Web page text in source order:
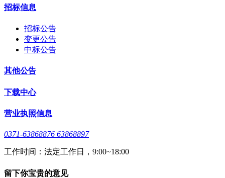
招标信息
招标公告
变更公告
中标公告
其他公告
下载中心
营业执照信息
0371-63868876 63868897
工作时间：法定工作日，9:00~18:00
留下你宝贵的意见